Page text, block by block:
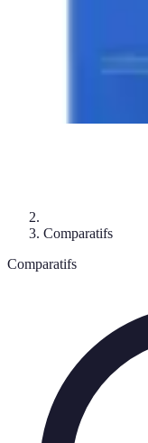
Comparatifs
Comparatifs